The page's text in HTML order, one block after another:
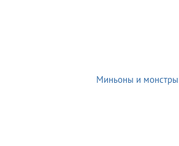
Миньоны и монстры